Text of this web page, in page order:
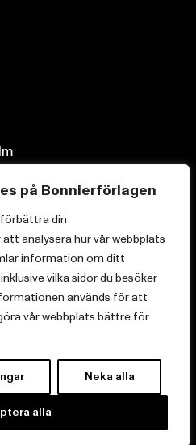
på Bonnierförlagen
din
analysera hur vår webbplats
information om ditt
vilka sidor du besöker
används för att
vår webbplats bättre för
Neka alla
alla